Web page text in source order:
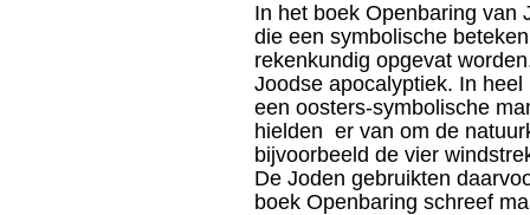
In het boek Openbaring van
die een symbolische
rekenkundig opgevat
Joodse apocalyptiek. In
een oosters-symbolische
hielden er van om de
bijvoorbeeld de vier
De Joden gebruikten
boek Openbaring schreef